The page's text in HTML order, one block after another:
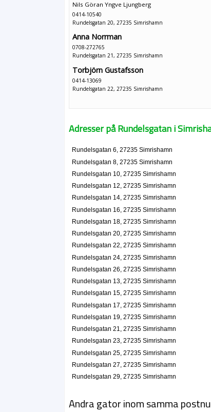
Nils Göran Yngve Ljungberg
0414-10540
Rundelsgatan 20, 27235 Simrishamn
Anna Norrman
0708-272765
Rundelsgatan 21, 27235 Simrishamn
Torbjörn Gustafsson
0414-13069
Rundelsgatan 22, 27235 Simrishamn
Adresser på Rundelsgatan i
Rundelsgatan 6, 27235 Simrishamn
Rundelsgatan 8, 27235 Simrishamn
Rundelsgatan 10, 27235 Simrishamn
Rundelsgatan 12, 27235 Simrishamn
Rundelsgatan 14, 27235 Simrishamn
Rundelsgatan 16, 27235 Simrishamn
Rundelsgatan 18, 27235 Simrishamn
Rundelsgatan 20, 27235 Simrishamn
Rundelsgatan 22, 27235 Simrishamn
Rundelsgatan 24, 27235 Simrishamn
Rundelsgatan 26, 27235 Simrishamn
Rundelsgatan 13, 27235 Simrishamn
Rundelsgatan 15, 27235 Simrishamn
Rundelsgatan 17, 27235 Simrishamn
Rundelsgatan 19, 27235 Simrishamn
Rundelsgatan 21, 27235 Simrishamn
Rundelsgatan 23, 27235 Simrishamn
Rundelsgatan 25, 27235 Simrishamn
Rundelsgatan 27, 27235 Simrishamn
Rundelsgatan 29, 27235 Simrishamn
Andra gator inom samma